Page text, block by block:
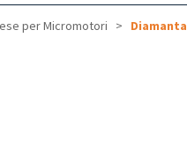
per Micromotori